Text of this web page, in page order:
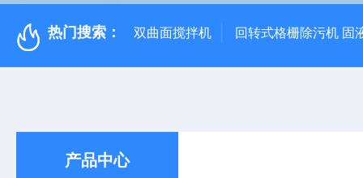
热门搜索： 双曲面搅拌机 回转式格栅除污机 固
产品中心